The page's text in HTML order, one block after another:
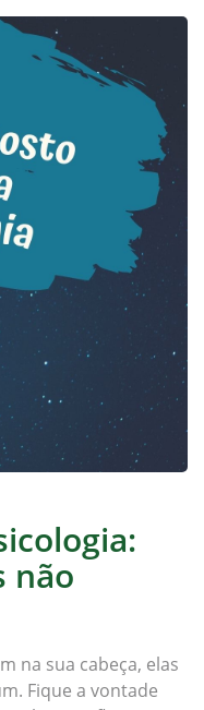
não
na sua cabeça, elas
Fique a vontade